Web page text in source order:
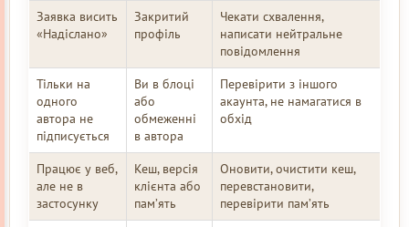
Заявка висить
«Надіслано»
Закритий
профіль
Чекати схвалення,
написати нейтральне
повідомлення
Тільки на
одного
автора не
підписується
Ви в блоці
або
обмеженні
в автора
Перевірити з іншого
акаунта, не намагатися в
обхід
Працює у веб,
але не в
застосунку
Кеш, версія
клієнта або
пам’ять
Оновити, очистити кеш,
перевстановити,
перевірити пам’ять